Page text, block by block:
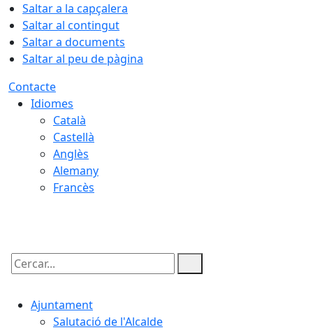
Saltar a la capçalera
Saltar al contingut
Saltar a documents
Saltar al peu de pàgina
Contacte
Idiomes
Català
Castellà
Anglès
Alemany
Francès
Cercar:
Ajuntament
Salutació de l'Alcalde